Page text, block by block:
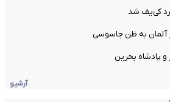
کی‌یف شد
آلمان به ظن جاسوسی
پادشاه بحرین
آرشیو